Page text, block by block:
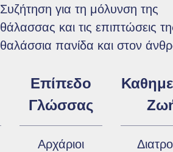
Συζήτηση για τη μόλυνση της
θάλασσας και τις επιπτώσεις
θαλάσσια πανίδα και στον
Επίπεδο
Γλώσσας
Αρχάριοι